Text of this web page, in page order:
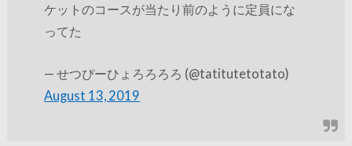
ケットのコースが当たり前のように定員にな
ってた
— せつぴーひょろろろろ (@tatitutetotato)
August 13, 2019